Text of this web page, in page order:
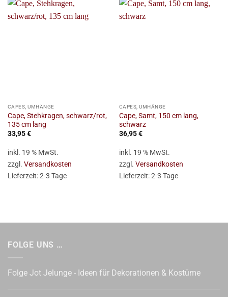
CAPES, UMHÄNGE
Cape, Stehkragen, schwarz/rot,
135 cm lang
33,95€
inkl. 19 % MwSt.
zzgl. Versandkosten
Lieferzeit:2-3 Tage
CAPES, UMHÄNGE
Cape, Samt, 150 cm lang,
schwarz
36,95€
inkl. 19 % MwSt.
zzgl. Versandkosten
Lieferzeit:2-3 Tage
FOLGE UNS …
Folge Jot Jelunge - Ideen für Dekorationen & Kostüme